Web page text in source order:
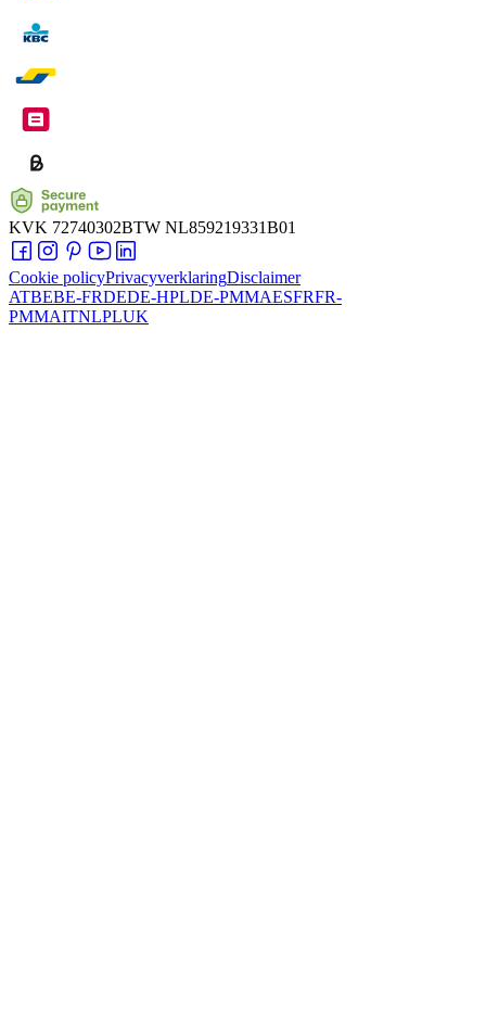
KVK 72740302BTW NL859219331B01
Cookie policyPrivacyverklaringDisclaimer
ATBEBE-FRDEDE-HPLDE-PMMAESFRFR-
PMMAITNLPLUK